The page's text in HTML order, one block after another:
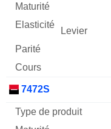
7472S